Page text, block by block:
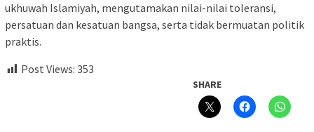
ukhuwah Islamiyah, mengutamakan nilai-nilai toleransi,
persatuan dan kesatuan bangsa, serta tidak bermuatan politik
praktis.
Post Views: 353
SHARE